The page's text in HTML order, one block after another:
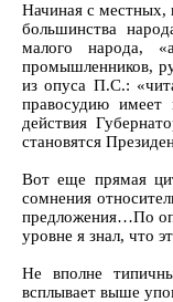
Начиная с местных,
большинства
малого народа,
промышленников,
из опуса П.С.:
правосудию имеет
действия
становятся
Вот еще прямая
сомнения
предложения…По
уровне я знал, что
Не вполне
всплывает выше